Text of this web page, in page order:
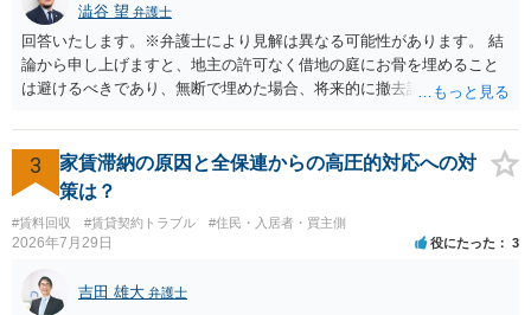
澁谷 望 弁護士
回答いたします。※弁護士により見解は異なる可能性があります。 結
論から申し上げますと、地主の許可なく借地の庭にお骨を埋めること
は避けるべきであり、無断で埋めた場合、将来的に撤去請求や退去時
上、自分のペットの遺骨を埋める行為自体は墓地埋葬法違反や不法投
棄には該当しないため、犯罪になるわけではありません。しかし、建
物の所有者は質問者様であっても、土地の所有権はあくまで地主にあ
ります。そのため、地主に無断でお骨を埋める行為は、他人の所有権
を侵害する行為や、借地人としての善管注意義務違反とみなされる可
能性が高いのが私見です。 どうしてもお近くで供養されたい場合は、
事前に地主へ相談して許可を得るか、土地に直接埋めずに大きめの鉢
植え等で供養する「プランター葬」や、ペット霊園等への納骨を検討
3
家賃滞納の原因と全保連からの高圧的対応への対
策は？
#賃料回収 #賃貸契約トラブル #住民・入居者・買主側
2026年7月29日 役にたった 3
吉田 雄大 弁護士